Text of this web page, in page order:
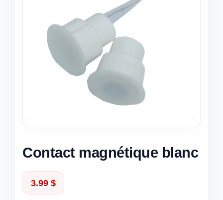
Contact magnétique blanc
3.99 $